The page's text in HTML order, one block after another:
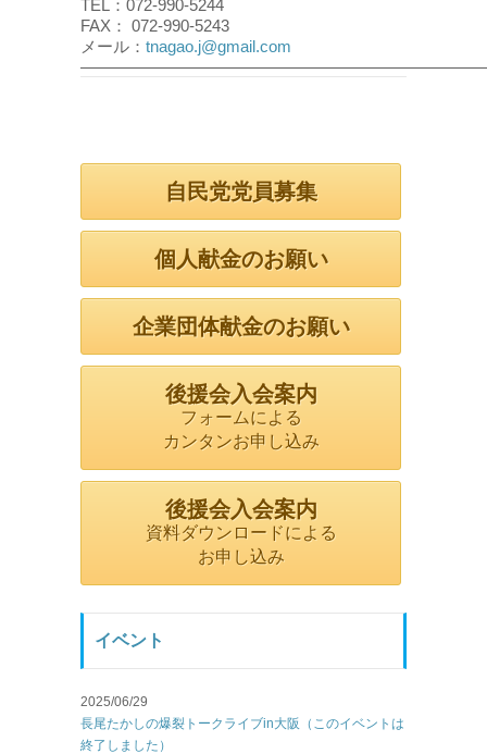
TEL：072-990-5244
FAX： 072-990-5243
メール： tnagao.j@gmail.com
自民党党員募集
個人献金のお願い
企業団体献金のお願い
後援会入会案内
フォームによる
カンタンお申し込み
後援会入会案内
資料ダウンロードによる
お申し込み
イベント
2025/06/29
長尾たかしの爆裂トークライブin大阪（このイベントは
終了しました）